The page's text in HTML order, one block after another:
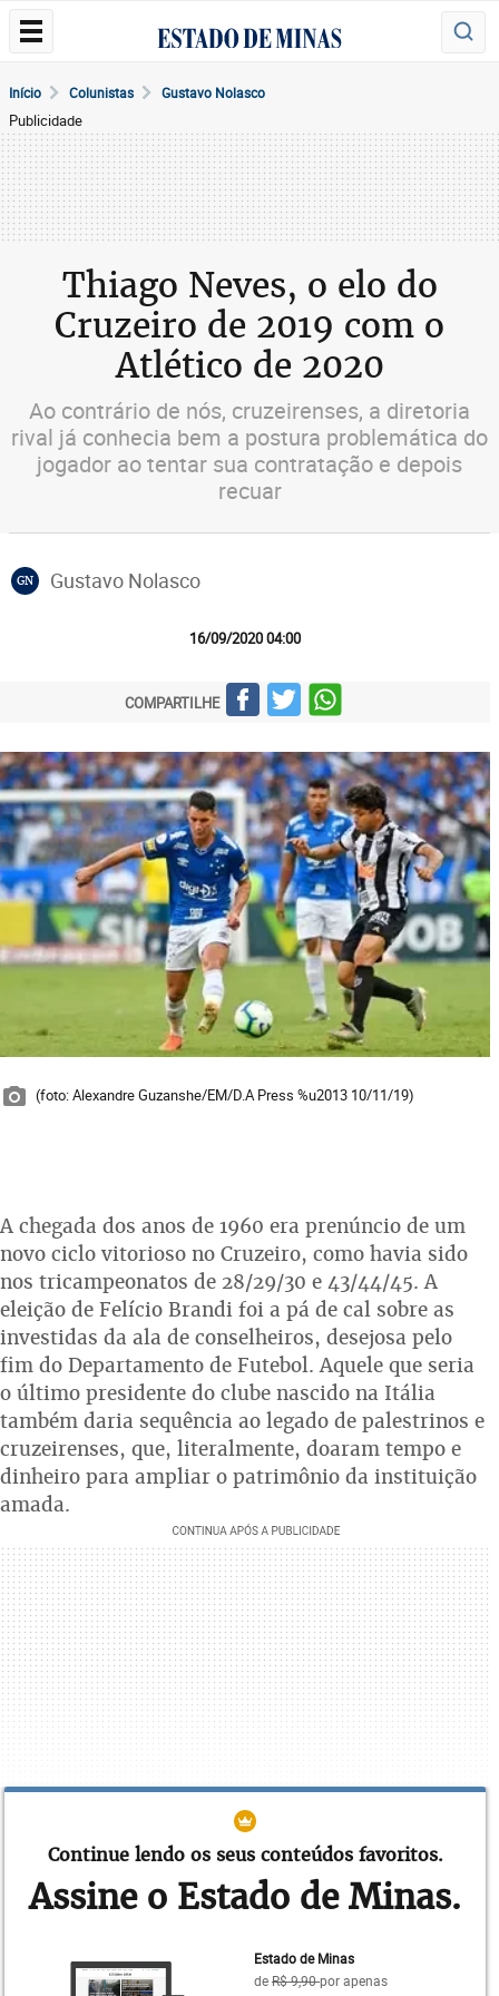
Início Colunistas Gustavo Nolasco
Publicidade
Thiago Neves, o elo do
Cruzeiro de 2019 com o
Atlético de 2020
Ao contrário de nós, cruzeirenses, a diretoria
rival já conhecia bem a postura problemática do
jogador ao tentar sua contratação e depois
recuar
GN Gustavo Nolasco
16/09/2020 04:00
COMPARTILHE
(foto: Alexandre Guzanshe/EM/D.A Press %u2013 10/11/19)
A chegada dos anos de 1960 era prenúncio de um
novo ciclo vitorioso no Cruzeiro, como havia sido
nos tricampeonatos de 28/29/30 e 43/44/45. A
eleição de Felício Brandi foi a pá de cal sobre as
investidas da ala de conselheiros, desejosa pelo
fim do Departamento de Futebol. Aquele que seria
o último presidente do clube nascido na Itália
também daria sequência ao legado de palestrinos e
cruzeirenses, que, literalmente, doaram tempo e
dinheiro para ampliar o patrimônio da instituição
amada.
Numa manhã de 1962, como de costume, na sua
Lagoinha, em Belo Horizonte, Felício aguardava a
chegada de um atacante do elenco celeste para a
Continue lendo os seus conteúdos favoritos.
Assine o Estado de Minas.
Estado de Minas
deR$ 9,90por apenas